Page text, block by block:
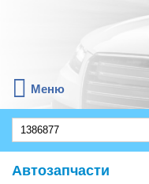
Меню
Автозапчасти